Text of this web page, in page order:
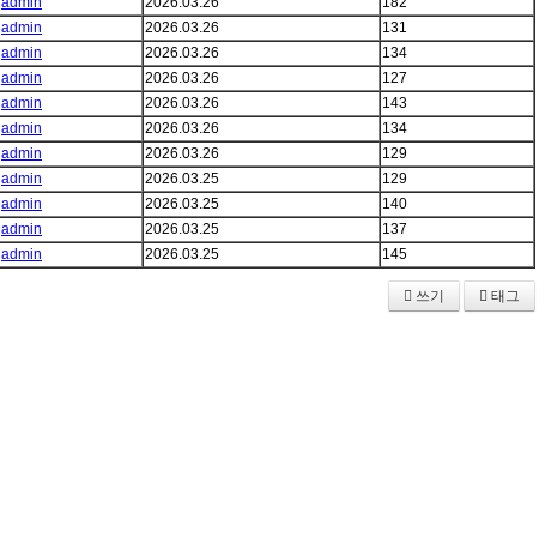
admin 2026.03.26
131
admin 2026.03.26
134
admin 2026.03.26
127
admin 2026.03.26
143
admin 2026.03.26
134
admin 2026.03.26
129
admin 2026.03.25
129
admin 2026.03.25
140
admin 2026.03.25
137
admin 2026.03.25 145
쓰기 태그